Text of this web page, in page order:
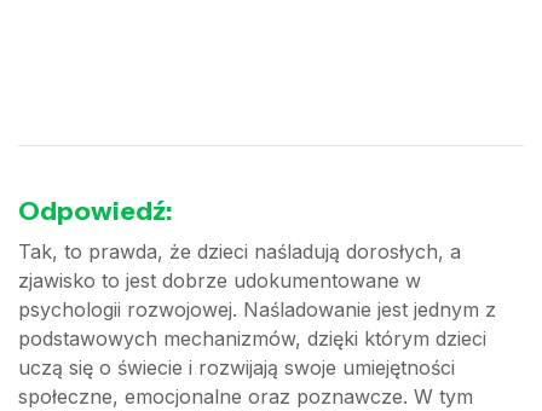
Odpowiedź:
Tak, to prawda, że dzieci naśladują dorosłych, a
zjawisko to jest dobrze udokumentowane w
psychologii rozwojowej. Naśladowanie jest jednym z
podstawowych mechanizmów, dzięki którym dzieci
uczą się o świecie i rozwijają swoje umiejętności
społeczne, emocjonalne oraz poznawcze. W tym